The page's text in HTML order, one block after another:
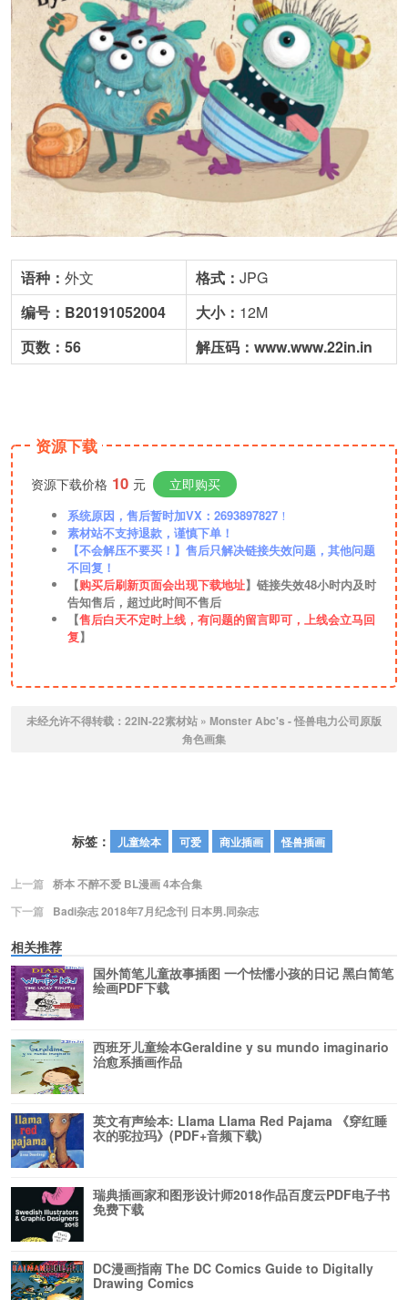
语种： 外文 格式： JPG
编号：B20191052004
大小： 12M
页数：56
解压码：www.www.22in.in
资源下载
资源下载价格 10 元 立即购买
系统原因，售后暂时加VX：2693897827 ！
素材站不支持退款，谨慎下单！
【不会解压不要买！】售后只解决链接失效问题，其他问题
不回复！
【购买后刷新页面会出现下载地址】链接失效48小时内及时
告知售后，超过此时间不售后
【售后白天不定时上线，有问题的留言即可，上线会立马回
复】
未经允许不得转载： 22IN-22素材站 » Monster Abc's - 怪兽电力公司原版
角色画集
标签： 儿童绘本 可爱 商业插画 怪兽插画
上一篇 桥本 不醉不爱 BL漫画 4本合集
下一篇
Badi杂志 2018年7月纪念刊 日本男.同杂志
相关推荐
国外简笔儿童故事插图 一个怯懦小孩的日记 黑白简笔
绘画PDF下载
西班牙儿童绘本Geraldine y su mundo imaginario
治愈系插画作品
英文有声绘本: Llama Llama Red Pajama 《穿红睡
衣的驼拉玛》(PDF+音频下载)
瑞典插画家和图形设计师2018作品百度云PDF电子书
免费下载
DC漫画指南 The DC Comics Guide to Digitally
Drawing Comics